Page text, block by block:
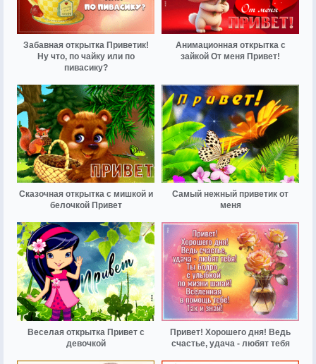
Забавная открытка Приветик!
Ну что, по чайку или по
пивасику?
Анимационная открытка с
зайкой От меня Привет!
Сказочная открытка с мишкой и
белочкой Привет
Самый нежный приветик от
меня
Веселая открытка Привет с
девочкой
Привет! Хорошего дня! Ведь
счастье, удача - любят тебя